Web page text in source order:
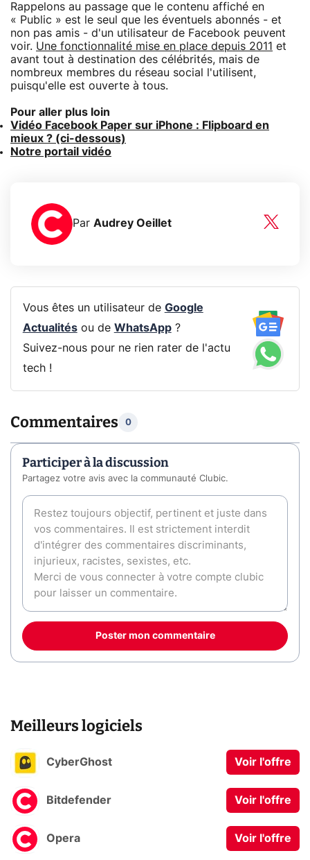
Rappelons au passage que le contenu affiché en
« Public » est le seul que les éventuels abonnés - et
non pas amis - d'un utilisateur de Facebook peuvent
voir. Une fonctionnalité mise en place depuis 2011 et
avant tout à destination des célébrités, mais de
nombreux membres du réseau social l'utilisent,
puisqu'elle est ouverte à tous.
Pour aller plus loin
Vidéo Facebook Paper sur iPhone : Flipboard en
mieux ? (ci-dessous)
Notre portail vidéo
Par Audrey Oeillet
Vous êtes un utilisateur de Google
Actualitésou de WhatsApp?
Suivez-nous pour ne rien rater de l'actu
tech !
Commentaires 0
Participer à la discussion
Partagez votre avis avec la communauté Clubic.
Poster mon commentaire
Meilleurs logiciels
CyberGhost Voir l'offre
Bitdefender Voir l'offre
Opera Voir l'offre